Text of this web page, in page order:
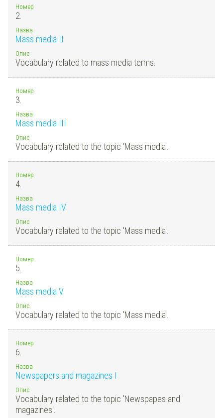
Номер
2.
Назва
Mass media II
Опис
Vocabulary related to mass media terms.
Номер
3.
Назва
Mass media III
Опис
Vocabulary related to the topic 'Mass media'.
Номер
4.
Назва
Mass media IV
Опис
Vocabulary related to the topic 'Mass media'.
Номер
5.
Назва
Mass media V
Опис
Vocabulary related to the topic 'Mass media'.
Номер
6.
Назва
Newspapers and magazines I
Опис
Vocabulary related to the topic 'Newspapes and
magazines'.